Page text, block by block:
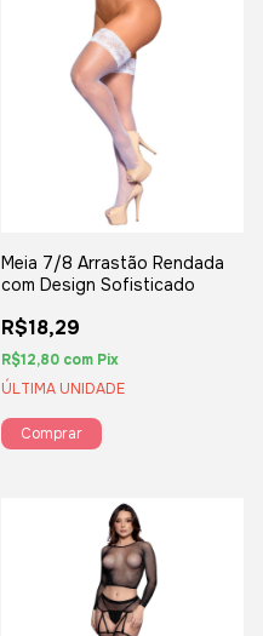
Meia 7/8 Arrastão Rendada
com Design Sofisticado
R$18,29
R$12,80 com Pix
ÚLTIMA UNIDADE